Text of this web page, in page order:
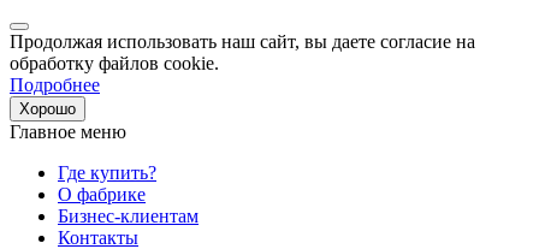
Продолжая использовать наш сайт, вы даете согласие на
обработку файлов cookie.
Подробнее
Хорошо
Главное меню
Где купить?
О фабрике
Бизнес-клиентам
Контакты